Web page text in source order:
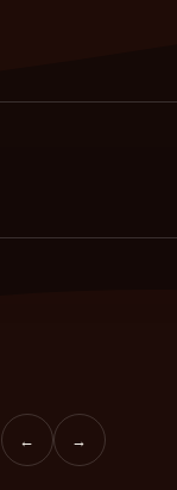
← →